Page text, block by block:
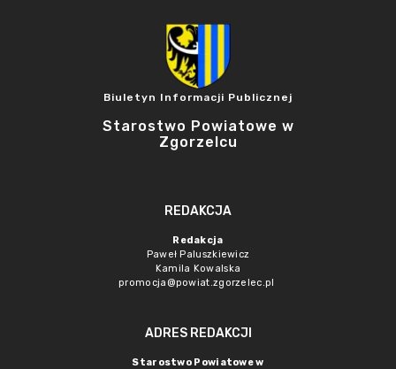
Biuletyn Informacji Publicznej
Starostwo Powiatowe w
Zgorzelcu
REDAKCJA
Redakcja
Paweł Paluszkiewicz
Kamila Kowalska
promocja@powiat.zgorzelec.pl
ADRES REDAKCJI
Starostwo Powiatowe w